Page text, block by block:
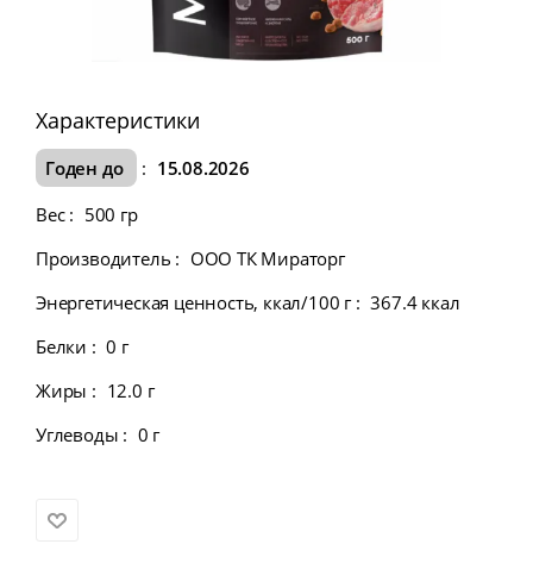
Характеристики
Годен до : 15.08.2026
Вес : 500 гр
Производитель : ООО ТК Мираторг
Энергетическая ценность, ккал/100 г : 367.4 ккал
Белки : 0 г
Жиры : 12.0 г
Углеводы : 0 г